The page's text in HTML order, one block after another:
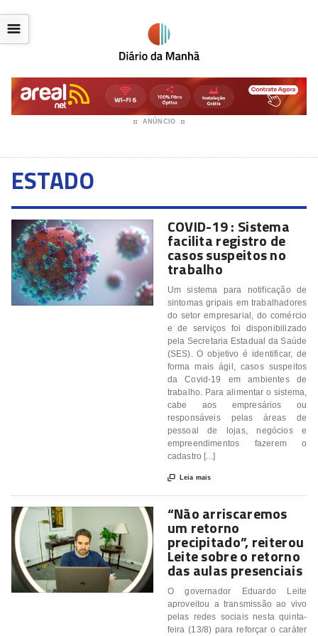
ANÚNCIO
☰
ESTADO
COVID-19 : Sistema
facilita registro de
casos suspeitos no
trabalho
Um sistema para notificação de
sintomas gripais em trabalhadores
do setor empresarial, do comércio
e de serviços foi disponibilizado
pela Secretaria Estadual da Saúde
(SES). O objetivo é identificar, de
forma mais ágil, casos suspeitos
da Covid-19 em ambientes de
trabalho. Para alimentar o sistema,
cabe aos empresários ou
responsáveis pelas áreas de
pessoal de lojas, negócios e
empreendimentos fazerem o
cadastro [...]
 Leia mais
“Não arriscaremos
um retorno
precipitado”, reiterou
Leite sobre o retorno
das aulas presenciais
O governador Eduardo Leite
aproveitou a transmissão ao vivo
pelas redes sociais nesta quinta-
feira (13/8) para reforçar o caráter